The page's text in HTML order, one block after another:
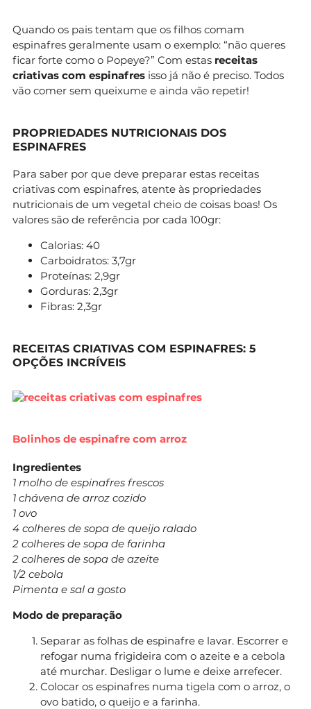
Quando os pais tentam que os filhos comam
espinafres geralmente usam o exemplo: “não queres
ficar forte como o Popeye?” Com estas receitas
criativas com espinafres isso já não é preciso. Todos
vão comer sem queixume e ainda vão repetir!
PROPRIEDADES NUTRICIONAIS DOS
ESPINAFRES
Para saber por que deve preparar estas receitas
criativas com espinafres, atente às propriedades
nutricionais de um vegetal cheio de coisas boas! Os
valores são de referência por cada 100gr:
Calorias: 40
Carboidratos: 3,7gr
Proteínas: 2,9gr
Gorduras: 2,3gr
Fibras: 2,3gr
RECEITAS CRIATIVAS COM ESPINAFRES: 5
OPÇÕES INCRÍVEIS
Bolinhos de espinafre com arroz
Ingredientes
1 molho de espinafres frescos
1 chávena de arroz cozido
1 ovo
4 colheres de sopa de queijo ralado
2 colheres de sopa de farinha
2 colheres de sopa de azeite
1/2 cebola
Pimenta e sal a gosto
Modo de preparação
Separar as folhas de espinafre e lavar. Escorrer e
refogar numa frigideira com o azeite e a cebola
até murchar. Desligar o lume e deixe arrefecer.
Colocar os espinafres numa tigela com o arroz, o
ovo batido, o queijo e a farinha.